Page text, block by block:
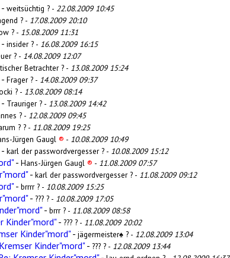
- weitsüchtig ? - 22.08.2009 10:45
? - 17.08.2009 20:10
? - 15.08.2009 11:31
- insider ? - 16.08.2009 16:15
? - 14.08.2009 12:07
Betrachter ? - 13.08.2009 15:24
- Frager ? - 14.08.2009 09:37
? - 13.08.2009 08:14
- Trauriger ? - 13.08.2009 14:42
? - 12.08.2009 09:45
? ? - 11.08.2009 19:25
Jürgen Gaugl ® - 10.08.2009 10:49
- karl der passwordvergesser ? - 10.08.2009 15:12
- Hans-Jürgen Gaugl ® - 11.08.2009 07:57
- karl der passwordvergesser ? - 11.08.2009 09:12
- brrrr ? - 10.08.2009 15:25
- ??? ? - 10.08.2009 17:05
- brrr ? - 11.08.2009 08:58
Kinder"mord"- ??? ? - 11.08.2009 20:02
Kinder"mord"- jägermeister♠ ? - 12.08.2009 13:04
Kinder"mord"- ??? ? - 12.08.2009 13:44